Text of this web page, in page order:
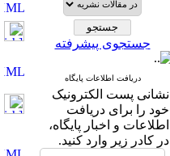
جستجوی پیشرفته
دریافت اطلاعات پایگاه
نشانی پست الکترونیک
خود را برای دریافت
اطلاعات و اخبار پایگاه،
در کادر زیر وارد کنید.